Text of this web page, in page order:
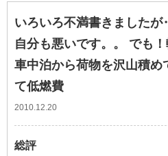
いろいろ不満書きました
自分も悪いです。。 でも
車中泊から荷物を沢山積め
て低燃費
2010.12.20
総評